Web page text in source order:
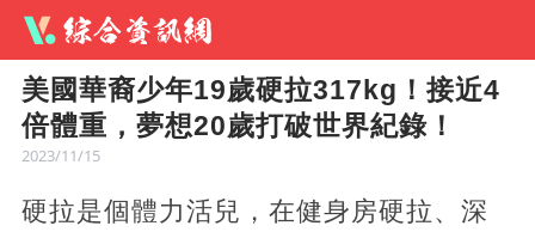
美國華裔少年19歲硬拉317kg！接近4
倍體重，夢想20歲打破世界紀錄！
2023/11/15
硬拉是個體力活兒，在健身房硬拉、深